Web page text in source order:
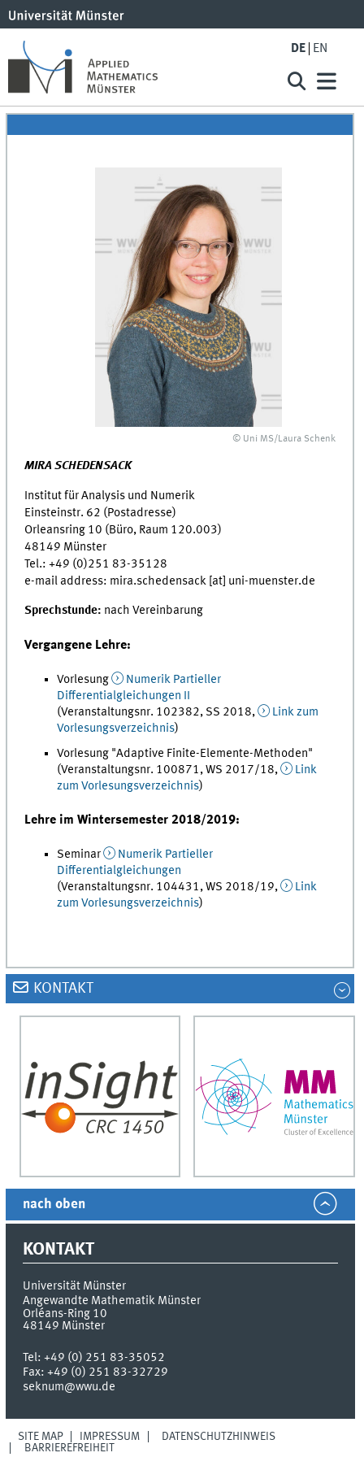
DE EN
© Uni MS/Laura Schenk
MIRA SCHEDENSACK
Institut für Analysis und Numerik
Einsteinstr. 62 (Postadresse)
Orleansring 10 (Büro, Raum 120.003)
48149 Münster
Tel.: +49 (0)251 83-35128
e-mail address: mira.schedensack [at] uni-muenster.de
Sprechstunde: nach Vereinbarung
Vergangene Lehre:
Vorlesung
Numerik Partieller
Differentialgleichungen II
(Veranstaltungsnr. 102382, SS 2018,
Link zum
Vorlesungsverzeichnis)
Vorlesung "Adaptive Finite-Elemente-Methoden"
(Veranstaltungsnr. 100871, WS 2017/18,
Link
zum Vorlesungsverzeichnis)
Lehre im Wintersemester 2018/2019:
Seminar
Numerik Partieller
Differentialgleichungen
(Veranstaltungsnr. 104431, WS 2018/19,
Link
zum Vorlesungsverzeichnis)
KONTAKT
nach oben
KONTAKT
Universität Münster
Angewandte Mathematik Münster
Orléans-Ring 10
48149 Münster
Tel:+49 (0) 251 83-35052
Fax:+49 (0) 251 83-32729
seknum@wwu.de
SITE MAP IMPRESSUM
DATENSCHUTZHINWEIS
BARRIEREFREIHEIT